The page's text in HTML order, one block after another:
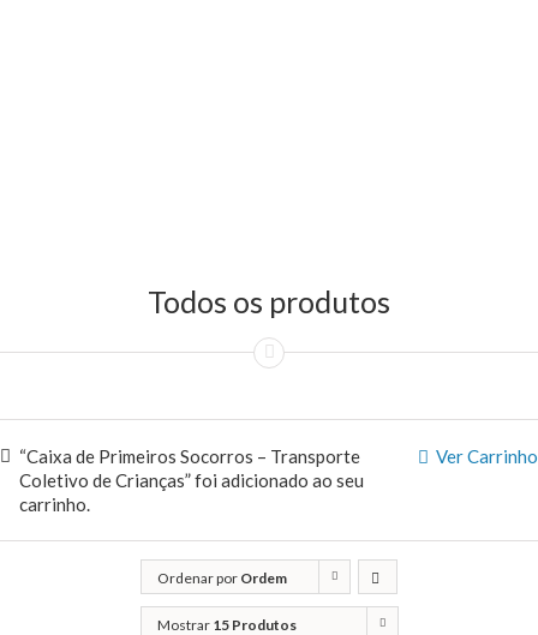
Todos os produtos
Ver Carrinho
“Caixa de Primeiros Socorros – Transporte
Coletivo de Crianças” foi adicionado ao seu
carrinho.
Ordenar por Ordem
predefinida
Mostrar 15 Produtos